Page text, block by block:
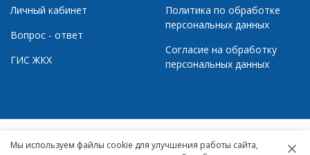
Личный кабинет
Вопрос - ответ
ГИС ЖКХ
Политика по обработке
персональных данных
Согласие на обработку
персональных данных
© 2007 – 2026,
Мы используем файлы cookie для улучшения работы сайта,